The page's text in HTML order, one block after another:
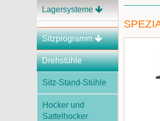
Lagersysteme
Sitzprogramm
Drehstühle
Sitz-Stand-Stühle
Hocker und
Sattelhocker